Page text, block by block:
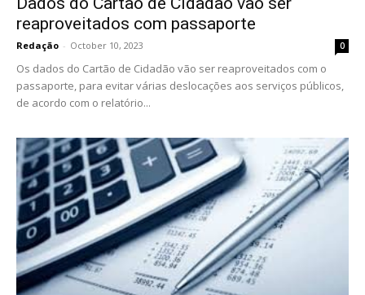
reaproveitados com passaporte
Redação - October 10, 2023 0
Os dados do Cartão de Cidadão vão ser reaproveitados com o
passaporte, para evitar várias deslocações aos serviços públicos,
de acordo com o relatório...